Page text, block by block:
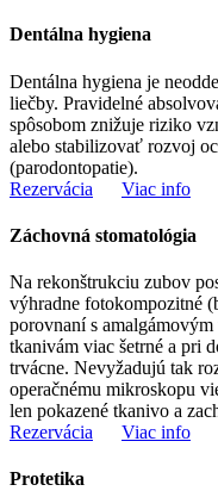
Dentálna hygiena
Dentálna hygiena je
liečby. Pravidelné
spôsobom znižuje riziko
alebo stabilizovať rozvoj
(parodontopatie).
Rezervácia
Viac info
Záchovná stomatológia
Na rekonštrukciu zubov
výhradne fotokompozitné
porovnaní s
tkanivám viac šetrné a pri
trvácne. Nevyžadujú tak
operačnému mikroskopu
len pokazené tkanivo a
Rezervácia
Viac info
Protetika